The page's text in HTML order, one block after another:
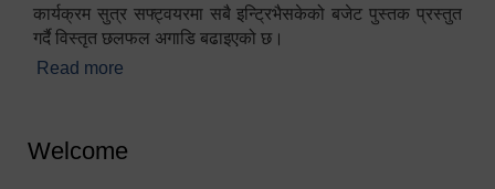
कार्यक्रम सुत्र सफ्ट्वयरमा सबै इन्ट्रिभैसकेको बजेट पुस्तक प्रस्तुत
गर्दै विस्तृत छलफल अगाडि बढाइएको छ।
Read more
Welcome